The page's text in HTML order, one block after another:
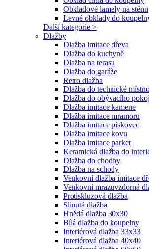
Obkladové lamely na stěnu
Levné obklady do
Další kategorie >
Dlažby
Dlažba imitace dřeva
Dlažba do kuchyně
Dlažba na terasu
Dlažba do garáže
Retro dlažba
Dlažba do technické
Dlažba do obývacího
Dlažba imitace kamene
Dlažba imitace mramoru
Dlažba imitace pískovec
Dlažba imitace kovu
Dlažba imitace parket
Keramická dlažba do
Dlažba do chodby
Dlažba na schody
Venkovní dlažba imitace
Venkovní mrazuvzdorná
Protiskluzová dlažba
Slinutá dlažba
Hnědá dlažba 30x30
Bílá dlažba do koupelny
Interiérová dlažba 33x33
Interiérová dlažba 40x40